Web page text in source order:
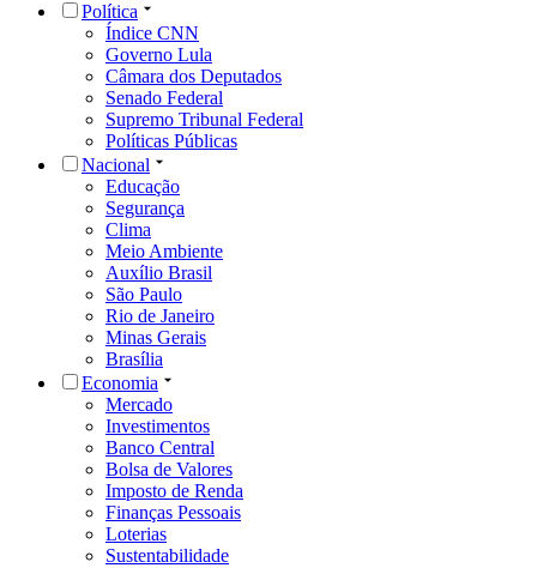
Política
Índice CNN
Governo Lula
Câmara dos Deputados
Senado Federal
Supremo Tribunal Federal
Políticas Públicas
Nacional
Educação
Segurança
Clima
Meio Ambiente
Auxílio Brasil
São Paulo
Rio de Janeiro
Minas Gerais
Brasília
Economia
Mercado
Investimentos
Banco Central
Bolsa de Valores
Imposto de Renda
Finanças Pessoais
Loterias
Sustentabilidade